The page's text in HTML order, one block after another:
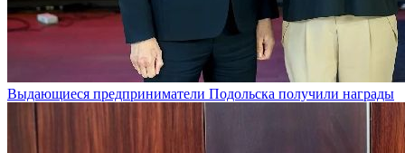
Выдающиеся предприниматели Подольска получили награды